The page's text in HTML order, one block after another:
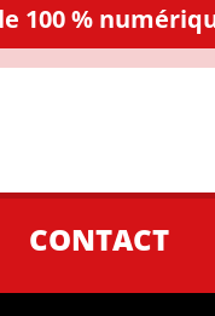
100 %
CONTACT